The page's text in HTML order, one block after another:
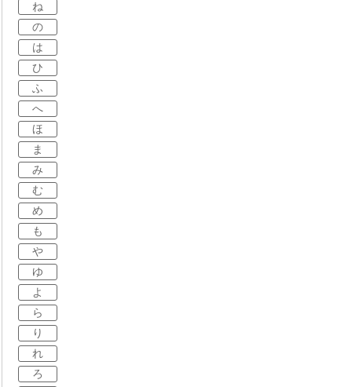
ね
の
は
ひ
ふ
へ
ほ
ま
み
む
め
も
や
ゆ
よ
ら
り
れ
ろ